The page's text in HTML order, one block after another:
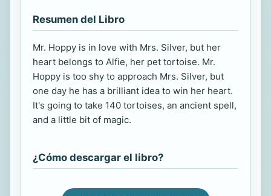
Resumen del Libro
Mr. Hoppy is in love with Mrs. Silver, but her
heart belongs to Alfie, her pet tortoise. Mr.
Hoppy is too shy to approach Mrs. Silver, but
one day he has a brilliant idea to win her heart.
It's going to take 140 tortoises, an ancient spell,
and a little bit of magic.
¿Cómo descargar el libro?